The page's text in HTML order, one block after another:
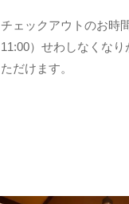
チェックアウトのお時
11:00）せわしなくな
ただけます。